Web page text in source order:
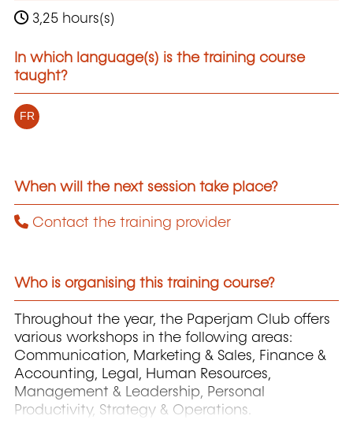
3,25 hours(s)
In which language(s) is the training course
taught?
FR
When will the next session take place?
Contact the training provider
Who is organising this training course?
Throughout the year, the Paperjam Club offers
various workshops in the following areas:
Communication, Marketing & Sales, Finance &
Accounting, Legal, Human Resources,
Management & Leadership, Personal
Productivity, Strategy & Operations.